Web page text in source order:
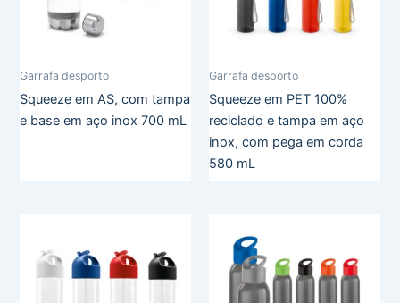
Garrafa desporto
Squeeze em AS, com tampa
e base em aço inox 700 mL
Garrafa desporto
Squeeze em PET 100%
reciclado e tampa em aço
inox, com pega em corda
580 mL